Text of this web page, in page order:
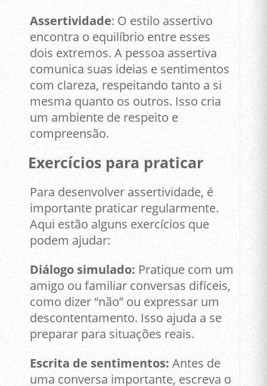
Assertividade: O estilo assertivo
encontra o equilíbrio entre esses
dois extremos. A pessoa assertiva
comunica suas ideias e sentimentos
com clareza, respeitando tanto a si
mesma quanto os outros. Isso cria
um ambiente de respeito e
compreensão.
Exercícios para praticar
Para desenvolver assertividade, é
importante praticar regularmente.
Aqui estão alguns exercícios que
podem ajudar:
Diálogo simulado: Pratique com um
amigo ou familiar conversas difíceis,
como dizer “não” ou expressar um
descontentamento. Isso ajuda a se
preparar para situações reais.
Escrita de sentimentos: Antes de
uma conversa importante, escreva o